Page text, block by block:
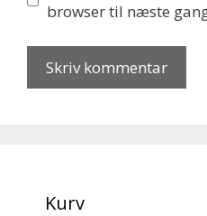
browser til næste
Kurv